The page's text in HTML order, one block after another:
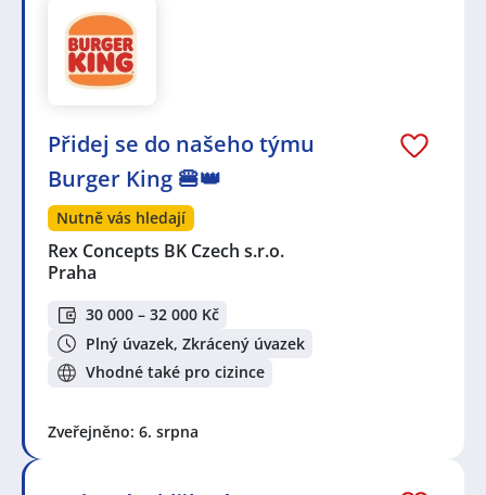
Přidej se do našeho týmu
Burger King 🍔👑
Nutně vás hledají
Rex Concepts BK Czech s.r.o.
Praha
30 000 – 32 000 Kč
Plný úvazek, Zkrácený úvazek
Vhodné také pro cizince
Zveřejněno: 6. srpna